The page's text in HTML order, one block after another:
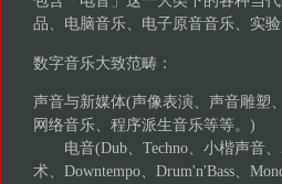
品、电脑音乐、电子原音音乐、实验
数字音乐大致范畴：
声音与新媒体(声像表演、声音雕塑
网络音乐、程序派生音乐等等。)
电音(Dub、Techno、小楷声音、
术、Downtempo、Drum'n'Bass、